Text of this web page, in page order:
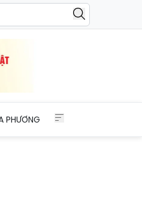
PHƯƠNG